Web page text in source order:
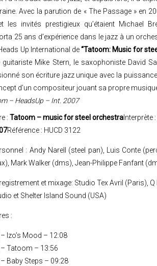
Avec la parution de « The Passage » en
les invités prestigieux qu’étaient Michael
25 ans d’expérience dans le jazz à un
Up International de“Tatoom: Music for
Mike Stern, le saxophoniste David
son écriture jazz unique avec la puissance
d’un compositeur jouant sa propre
– HeadsUp – Int. 2007
: Tatoom – music for steel orchestra Interprète :
Référence : HUCD 3122
: Andy Narell (steel pan), Luis Conte
Mark Walker (dms), Jean-Philippe Fanfant
et mixage: Studio Tex Avril (Paris), Q
et Shelter Island Sound (USA)
:
Izo’s Mood – 12:08
Tatoom – 13:56
Baby Steps – 09:28